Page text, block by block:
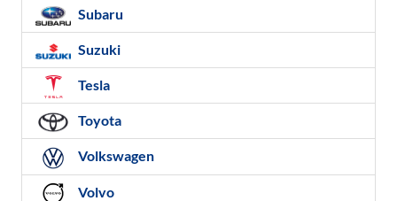
Subaru
Suzuki
Tesla
Toyota
Volkswagen
Volvo